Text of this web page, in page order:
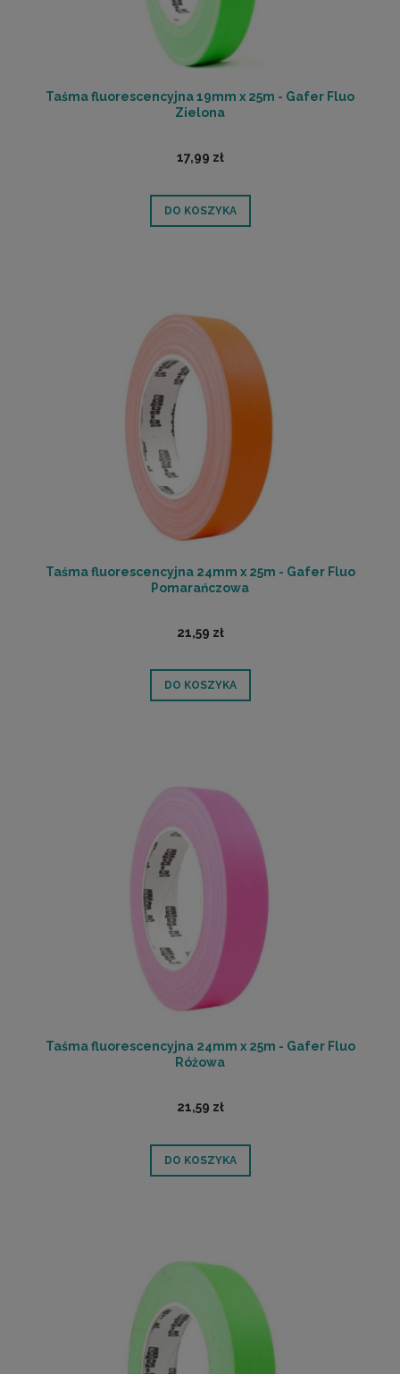
Taśma fluorescencyjna 19mm x 25m - Gafer Fluo
Zielona
17,99 zł
DO KOSZYKA
Taśma fluorescencyjna 24mm x 25m - Gafer Fluo
Pomarańczowa
21,59 zł
DO KOSZYKA
Taśma fluorescencyjna 24mm x 25m - Gafer Fluo
Różowa
21,59 zł
DO KOSZYKA